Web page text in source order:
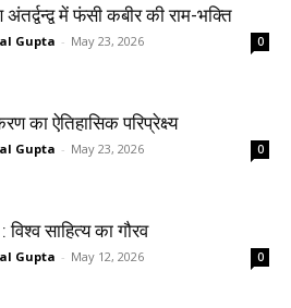
में फंसी कबीर की राम-भक्ति
Gupta - May 23, 2026 0
का ऐतिहासिक परिप्रेक्ष्य
Gupta - May 23, 2026 0
साहित्य का गौरव
Gupta - May 12, 2026 0